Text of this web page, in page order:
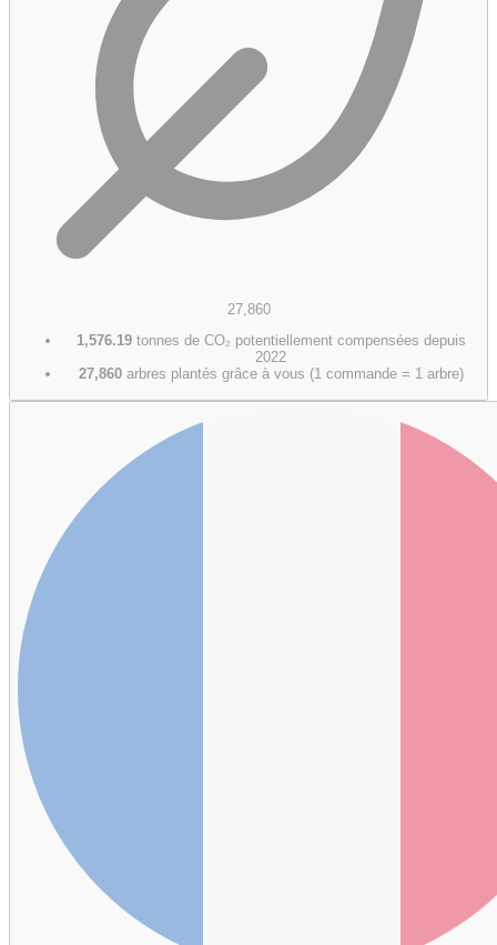
27,860
1,576.19tonnes de CO₂ potentiellement compensées depuis
2022
27,860 arbres plantés grâce à vous (1 commande = 1 arbre)